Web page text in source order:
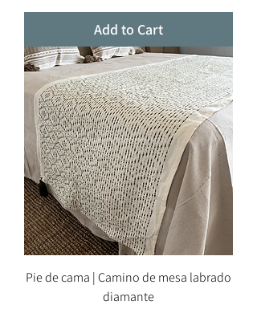
Add to Cart
Pie de cama | Camino de mesa labrado
diamante